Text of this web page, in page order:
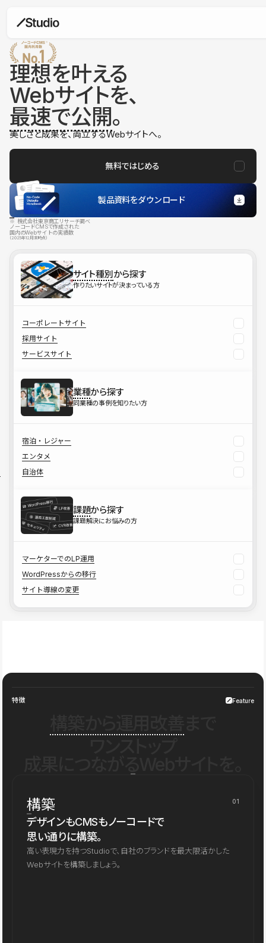
理想を叶える
Webサイトを、
最速で公開。
美しさと成果を、両立するWebサイトへ。
無料ではじめる
製品資料をダウンロード
※ 株式会社東京商工リサーチ調べ
ノーコードCMSで作成された
国内のWebサイトの実績数
（2025年12月末時点）
サイト種別から探す
作りたいサイトが決まっている方
コーポレートサイト
採用サイト
サービスサイト
業種から探す
同業種の事例を知りたい方
宿泊・レジャー
エンタメ
自治体
課題から探す
課題解決にお悩みの方
マーケターでのLP運用
WordPressからの移行
サイト導線の変更
特徴 Feature
構築 01
デザインもCMSもノーコードで
思い通りに構築。
高い表現力を持つStudioで、自社のブランドを最大限活かした
Webサイトを構築しましょう。